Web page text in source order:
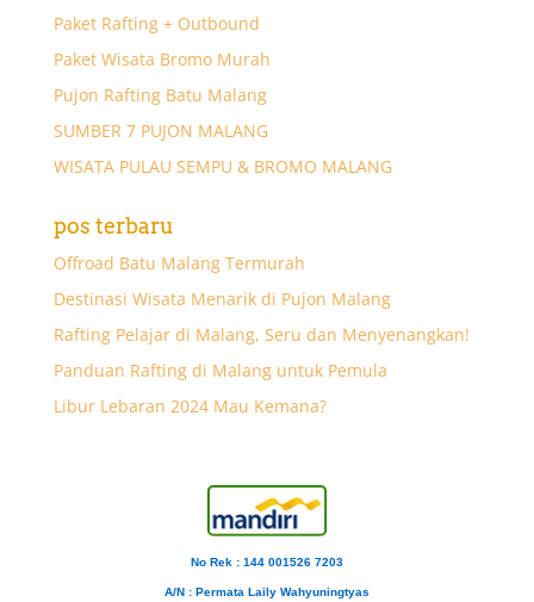
Paket Rafting + Outbound
Paket Wisata Bromo Murah
Pujon Rafting Batu Malang
SUMBER 7 PUJON MALANG
WISATA PULAU SEMPU & BROMO MALANG
pos terbaru
Offroad Batu Malang Termurah
Destinasi Wisata Menarik di Pujon Malang
Rafting Pelajar di Malang, Seru dan Menyenangkan!
Panduan Rafting di Malang untuk Pemula
Libur Lebaran 2024 Mau Kemana?
No Rek : 144 001526 7203
A/N : Permata Laily Wahyuningtyas